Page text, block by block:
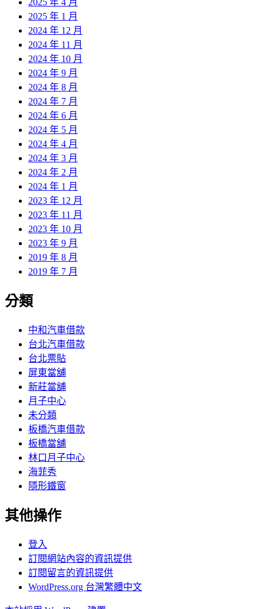
2025 年 4 月
2025 年 1 月
2024 年 12 月
2024 年 11 月
2024 年 10 月
2024 年 9 月
2024 年 8 月
2024 年 7 月
2024 年 6 月
2024 年 5 月
2024 年 4 月
2024 年 3 月
2024 年 2 月
2024 年 1 月
2023 年 12 月
2023 年 11 月
2023 年 10 月
2023 年 9 月
2019 年 8 月
2019 年 7 月
分類
中和汽車借款
台北汽車借款
台北票貼
屏東當舖
新莊當舖
月子中心
未分類
板橋汽車借款
板橋當舖
林口月子中心
海菲秀
隱形鐵窗
其他操作
登入
訂閱網站內容的資訊提供
訂閱留言的資訊提供
WordPress.org 台灣繁體中文